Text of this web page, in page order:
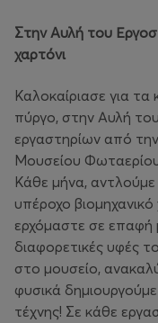
Στην Αυλή του
χαρτόνι
Καλοκαίριασε για
πύργο, στην Αυλή
εργαστηρίων από
Μουσείου
Κάθε μήνα,
υπέροχο
ερχόμαστε σε επαφή
διαφορετικές υφές
στο μουσείο,
φυσικά
τέχνης! Σε κάθε